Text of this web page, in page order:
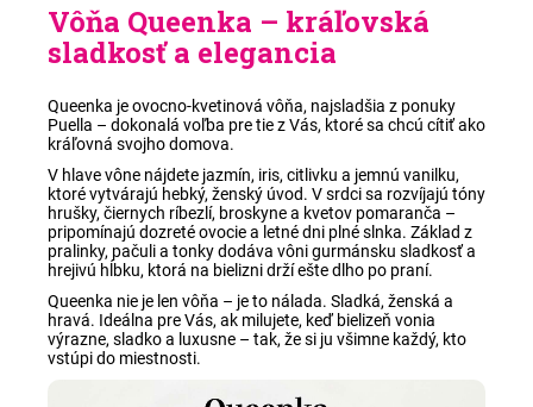
Vôňa Queenka – kráľovská
sladkosť a elegancia
Queenka je ovocno-kvetinová vôňa, najsladšia z ponuky
Puella – dokonalá voľba pre tie z Vás, ktoré sa chcú cítiť ako
kráľovná svojho domova.
V hlave vône nájdete jazmín, iris, citlivku a jemnú vanilku,
ktoré vytvárajú hebký, ženský úvod. V srdci sa rozvíjajú tóny
hrušky, čiernych ríbezlí, broskyne a kvetov pomaranča –
pripomínajú dozreté ovocie a letné dni plné slnka. Základ z
pralinky, pačuli a tonky dodáva vôni gurmánsku sladkosť a
hrejivú hĺbku, ktorá na bielizni drží ešte dlho po praní.
Queenka nie je len vôňa – je to nálada. Sladká, ženská a
hravá. Ideálna pre Vás, ak milujete, keď bielizeň vonia
výrazne, sladko a luxusne – tak, že si ju všimne každý, kto
vstúpi do miestnosti.